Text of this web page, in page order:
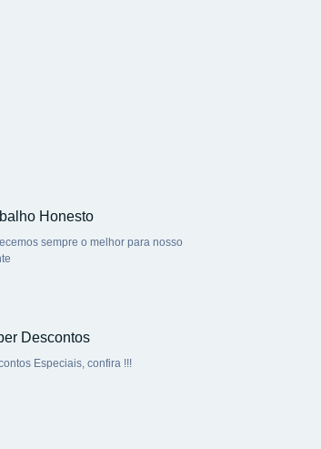
Honesto
sempre o melhor para nosso
Descontos
Especiais, confira !!!